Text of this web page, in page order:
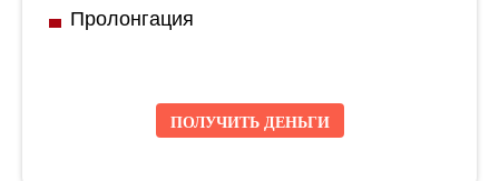
Пролонгация
ПОЛУЧИТЬ ДЕНЬГИ